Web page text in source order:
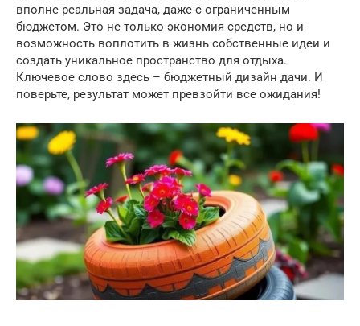
вполне реальная задача, даже с ограниченным
бюджетом. Это не только экономия средств, но и
возможность воплотить в жизнь собственные идеи и
создать уникальное пространство для отдыха.
Ключевое слово здесь – бюджетный дизайн дачи. И
поверьте, результат может превзойти все ожидания!